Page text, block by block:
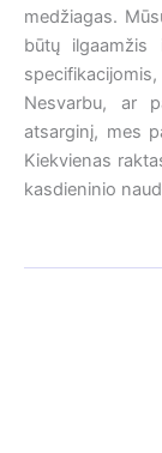
medžiagas.
būtų
Nesvarbu, ar
atsarginį, mes
Kiekvienas
kasdieninio